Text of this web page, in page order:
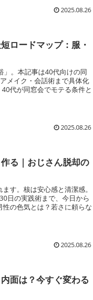
2025.08.26
ロードマップ：服・
」。本記事は40代向けの同
メイク・会話術まで具体化
代が同窓会でモテる条件と
2025.08.26
る｜おじさん脱却の
す。核は安心感と清潔感。
日の実践術まで、今日から
の色気とは？若さに頼らな
2025.08.26
面は？今すぐ変わる